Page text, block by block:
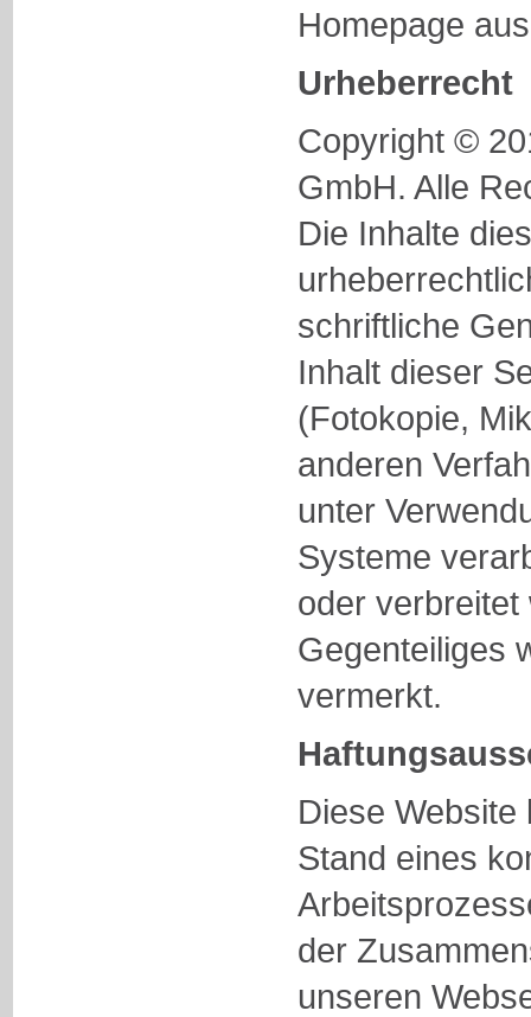
Homepage
Urheberrecht
Copyright ©
GmbH. Alle
Die Inhalte
schriftliche
Inhalt dieser
(Fotokopie,
anderen
unter
Systeme
oder
Gegenteiliges
vermerkt.
Diese Website
Stand eines
der
unseren